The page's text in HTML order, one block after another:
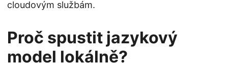
cloudovým službám.
Proč spustit jazykový
model lokálně?